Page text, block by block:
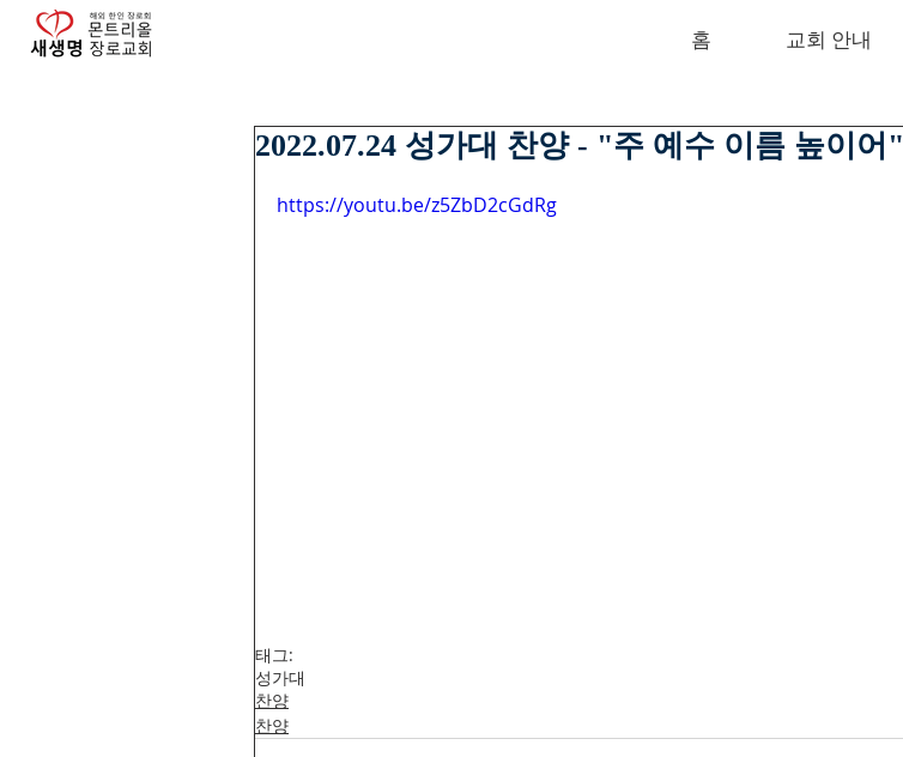
홈 교회 안내
2022.07.24 성가대 찬양 - "주 예수 이름 높이어"
https://youtu.be/z5ZbD2cGdRg
태그:
성가대
찬양
찬양